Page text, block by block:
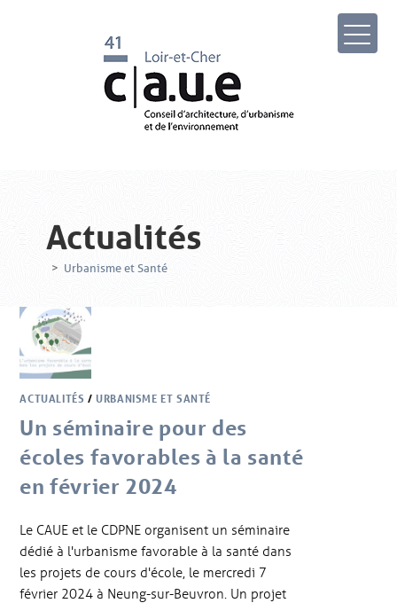
Actualités
> Urbanisme et Santé
ACTUALITÉS /URBANISME ET SANTÉ
Un séminaire pour des
écoles favorables à la santé
en février 2024
Le CAUE et le CDPNE organisent un séminaire
dédié à l'urbanisme favorable à la santé dans
les projets de cours d'école, le mercredi 7
février 2024 à Neung-sur-Beuvron. Un projet